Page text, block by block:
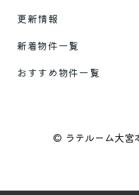
更新情報
新着物件一覧
おすすめ物件一覧
© ラテルーム大